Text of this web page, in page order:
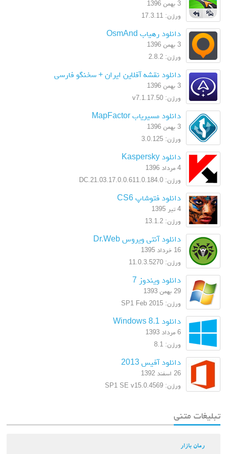
3 بهمن 1396
ورژن: 17.3.11
دانلود رهیاب OsmAnd
3 بهمن 1396
ورژن: 2.8.2
دانلود نقشه آفلاین ایران + سخنگو فارسی
3 بهمن 1396
ورژن: v7.1.17.50
دانلود مسیریاب MapFactor
3 بهمن 1396
ورژن: 3.0.125
دانلود Kaspersky
4 مرداد 1396
ورژن: 17.0.0.611.0.184.0.DC.21.03
دانلود فتوشاپ CS6
4 تیر 1395
ورژن: 13.1.2
دانلود آنتی ویروس Dr.Web
16 خرداد 1395
ورژن: 11.0.3.5270
دانلود ویندوز 7
29 بهمن 1393
ورژن: SP1 Feb 2015
دانلود Windows 8.1
6 مرداد 1393
ورژن: 8.1
دانلود آفیس 2013
26 اسفند 1392
ورژن: SP1 SE v15.0.4569
تبلیغات متنی
رمان بازار